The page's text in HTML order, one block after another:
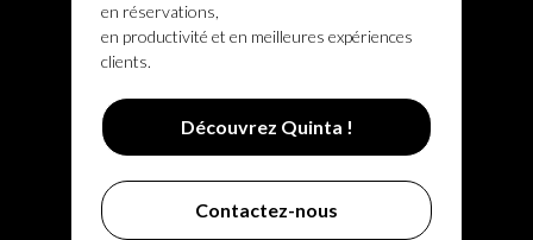
en réservations,
en productivité et en meilleures expériences
clients.
Découvrez Quinta !
Contactez-nous